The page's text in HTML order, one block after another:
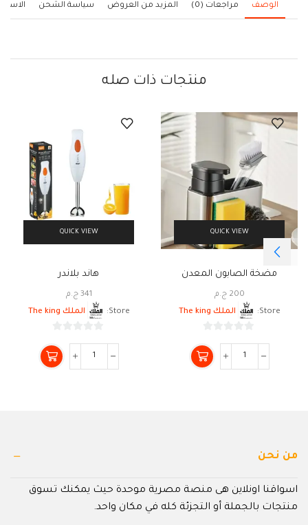
الوصف مراجعات (0) المزيد من العروض سياسة الشحن
منتجات ذات صله
QUICK VIEW
مضخة الصابون المعدن
200 ج.م
Store:
الملك The king
من
5
QUICK VIEW
هاند بلاندر
341 ج.م
Store:
الملك The king
من
5
من نحن
اسواقنا اونلاين هى منصة مصرية موحدة حيث يمكنك تسوق
منتجات بالجملة أو التجزئة كله في مكان واحد.